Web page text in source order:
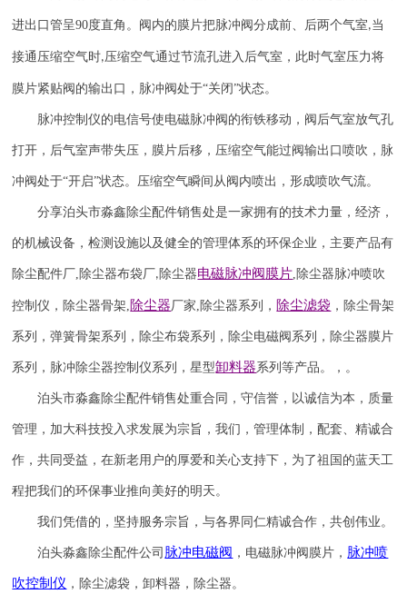
进出口管呈90度直角。阀内的膜片把脉冲阀分成前、后两个气室,当
接通压缩空气时,压缩空气通过节流孔进入后气室，此时气室压力将
膜片紧贴阀的输出口，脉冲阀处于“关闭”状态。
脉冲控制仪的电信号使电磁脉冲阀的衔铁移动，阀后气室放气孔
打开，后气室声带失压，膜片后移，压缩空气能过阀输出口喷吹，脉
冲阀处于“开启”状态。压缩空气瞬间从阀内喷出，形成喷吹气流。
分享泊头市淼鑫除尘配件销售处是一家拥有的技术力量，经济，
的机械设备，检测设施以及健全的管理体系的环保企业，主要产品有
除尘配件厂, 除尘器布袋厂, 除尘器电磁脉冲阀膜片, 除尘器脉冲喷吹
控制仪 ， 除尘器骨架,除尘器厂家, 除尘器系列， 除尘滤袋 ，除尘骨架
系列，弹簧骨架系列，除尘布袋系列，除尘电磁阀系列，除尘器膜片
系列，脉冲除尘器控制仪系列，星型卸料器系列等产品。，。
泊头市淼鑫除尘配件销售处重合同，守信誉，以诚信为本，质量
管理，加大科技投入求发展为宗旨，我们，管理体制，配套、精诚合
作，共同受益，在新老用户的厚爱和关心支持下，为了祖国的蓝天工
程把我们的环保事业推向美好的明天。
我们凭借的，坚持服务宗旨，与各界同仁精诚合作，共创伟业。
泊头淼鑫除尘配件公司 脉冲电磁阀 ，电磁脉冲阀膜片， 脉冲喷
吹控制仪 ，除尘滤袋，卸料器，除尘器。